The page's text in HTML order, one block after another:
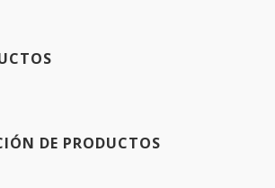
DE PRODUCTOS